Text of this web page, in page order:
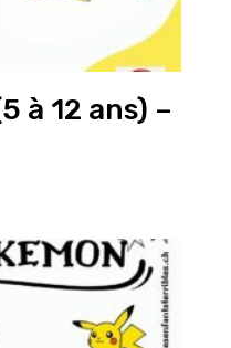
à 12 ans) –